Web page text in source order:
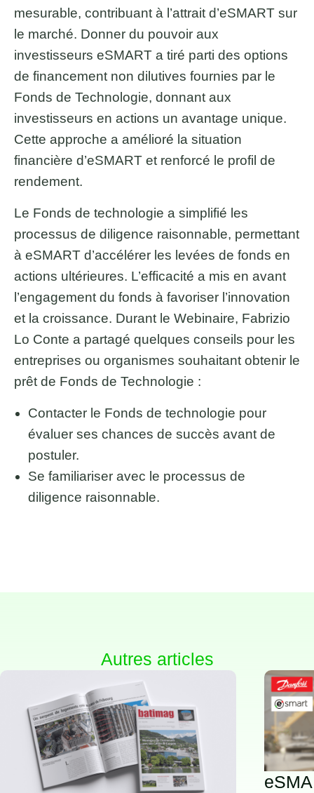
mesurable, contribuant à l’attrait d’eSMART sur
le marché. Donner du pouvoir aux
investisseurs eSMART a tiré parti des options
de financement non dilutives fournies par le
Fonds de Technologie, donnant aux
investisseurs en actions un avantage unique.
Cette approche a amélioré la situation
financière d’eSMART et renforcé le profil de
rendement.
Le Fonds de technologie a simplifié les
processus de diligence raisonnable, permettant
à eSMART d’accélérer les levées de fonds en
actions ultérieures. L’efficacité a mis en avant
l’engagement du fonds à favoriser l’innovation
et la croissance. Durant le Webinaire, Fabrizio
Lo Conte a partagé quelques conseils pour les
entreprises ou organismes souhaitant obtenir le
prêt de Fonds de Technologie :
Contacter le Fonds de technologie pour
évaluer ses chances de succès avant de
postuler.
Se familiariser avec le processus de
diligence raisonnable.
Autres articles